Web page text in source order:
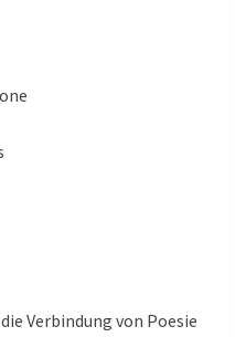
Verbindung von Poesie